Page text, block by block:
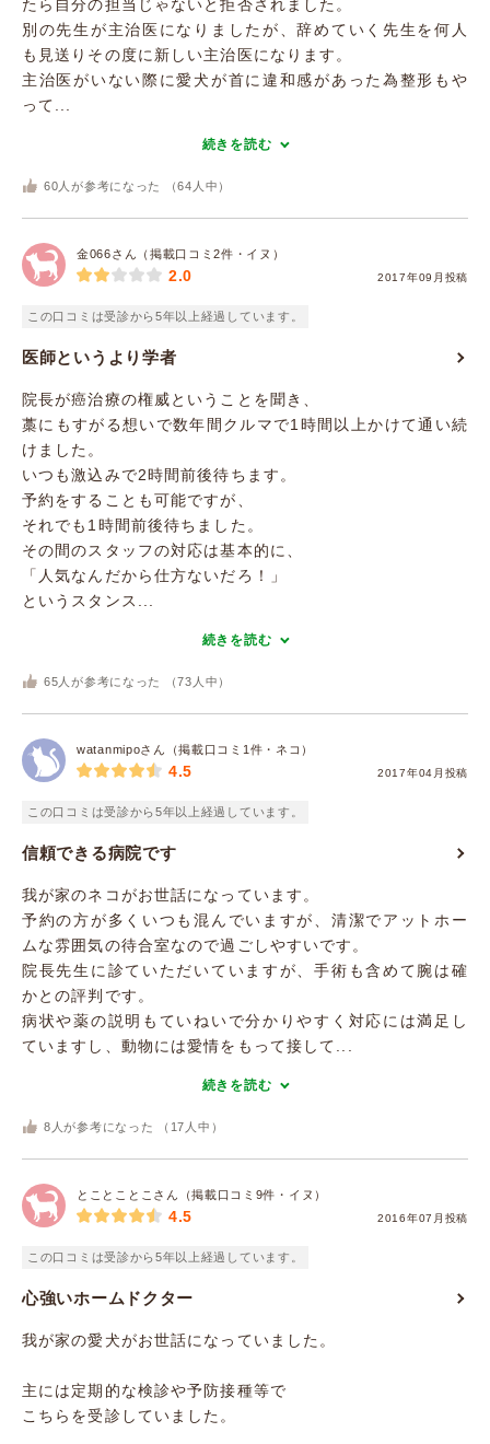
たら自分の担当じゃないと拒否されました。
別の先生が主治医になりましたが、辞めていく先生を何人
も見送りその度に新しい主治医になります。
主治医がいない際に愛犬が首に違和感があった為整形もや
って...
続きを読む
60 人が参考になった （64 人中）
金066さん（掲載口コミ2件・イヌ）
2017年09月投稿
2.0
この口コミは受診から5年以上経過しています。
医師というより学者
院長が癌治療の権威ということを聞き、
藁にもすがる想いで数年間クルマで1時間以上かけて通い続
けました。
いつも激込みで2時間前後待ちます。
予約をすることも可能ですが、
それでも1時間前後待ちました。
その間のスタッフの対応は基本的に、
「人気なんだから仕方ないだろ！」
というスタンス...
続きを読む
65 人が参考になった （73 人中）
watanmipoさん（掲載口コミ1件・ネコ）
2017年04月投稿
4.5
この口コミは受診から5年以上経過しています。
信頼できる病院です
我が家のネコがお世話になっています。
予約の方が多くいつも混んでいますが、清潔でアットホー
ムな雰囲気の待合室なので過ごしやすいです。
院長先生に診ていただいていますが、手術も含めて腕は確
かとの評判です。
病状や薬の説明もていねいで分かりやすく対応には満足し
ていますし、動物には愛情をもって接して...
続きを読む
8 人が参考になった （ 17 人中）
とことことこさん（掲載口コミ9件・イヌ）
2016年07月投稿
4.5
この口コミは受診から5年以上経過しています。
心強いホームドクター
我が家の愛犬がお世話になっていました。
主には定期的な検診や予防接種等で
こちらを受診していました。